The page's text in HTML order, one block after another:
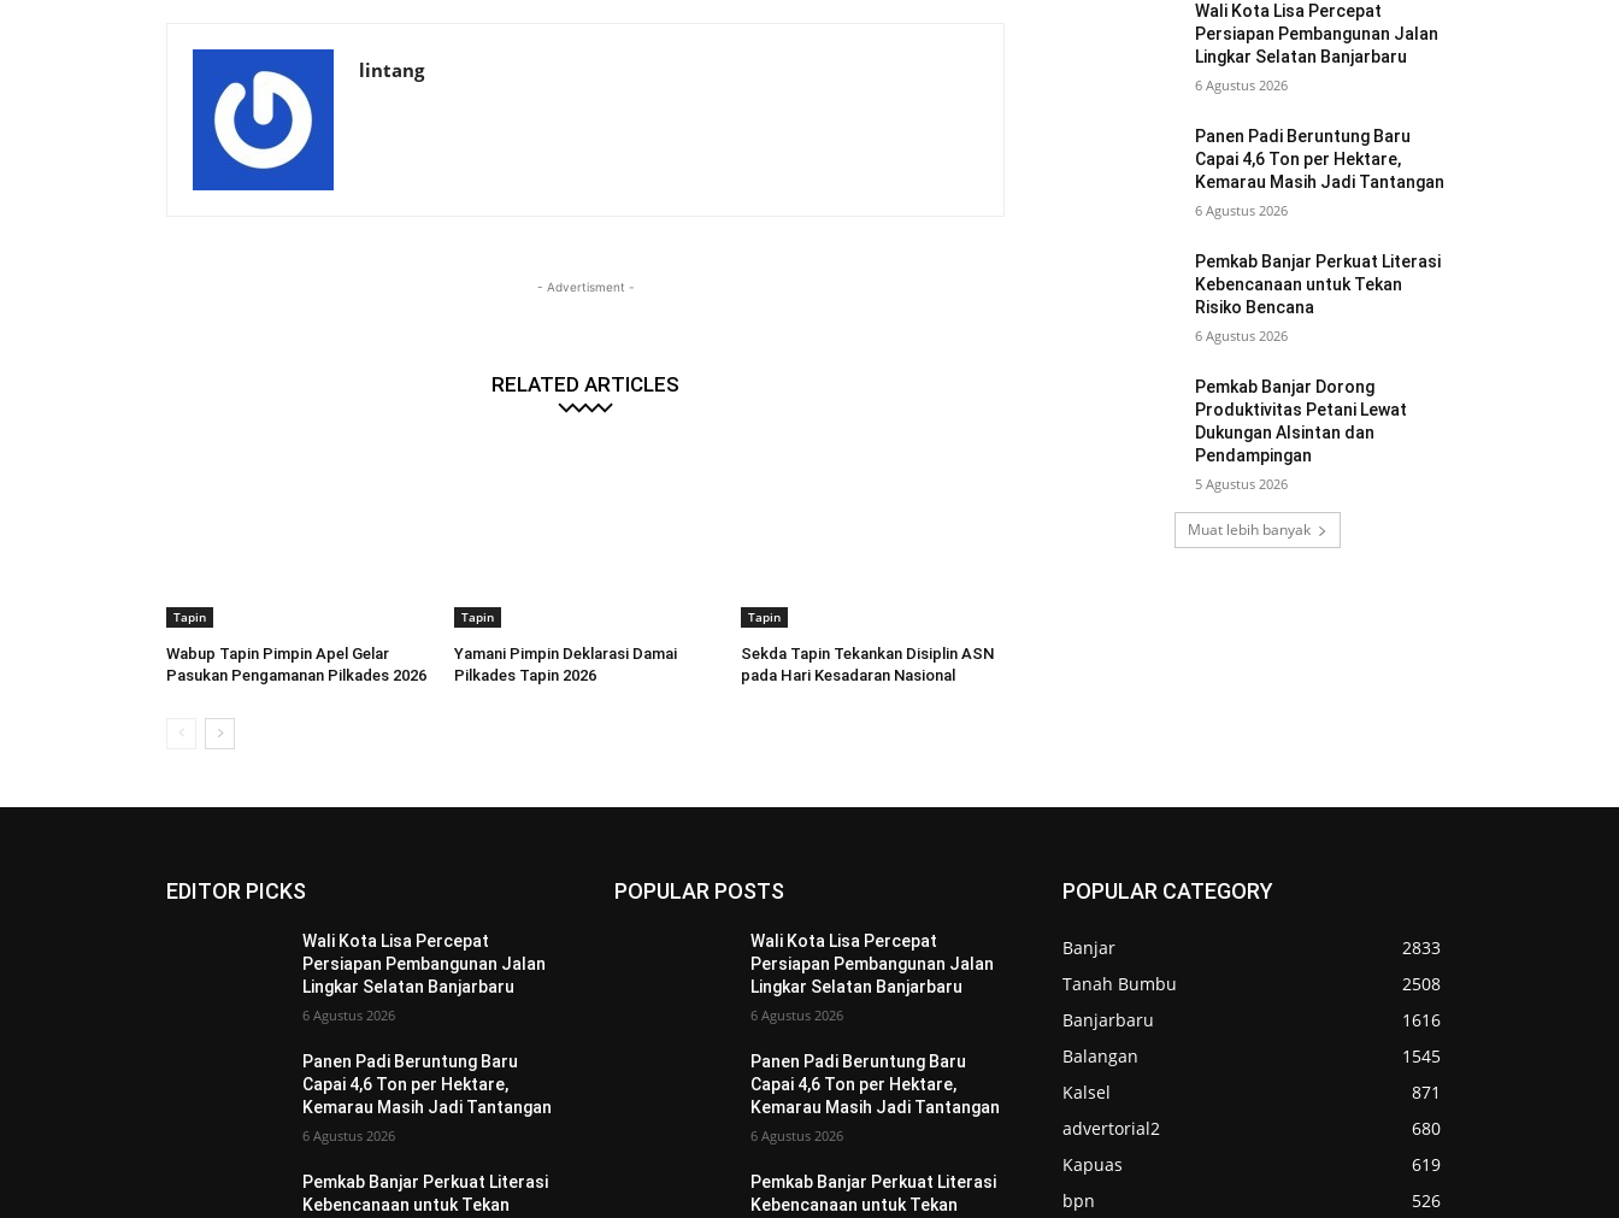
lintang
- Advertisment -
RELATED ARTICLES
Tapin
Wabup Tapin Pimpin Apel Gelar
Pasukan Pengamanan Pilkades 2026
Tapin
Yamani Pimpin Deklarasi Damai
Pilkades Tapin 2026
Tapin
Sekda Tapin Tekankan Disiplin ASN
pada Hari Kesadaran Nasional
Wali Kota Lisa Percepat
Persiapan Pembangunan Jalan
Lingkar Selatan Banjarbaru
6 Agustus 2026
Panen Padi Beruntung Baru
Capai 4,6 Ton per Hektare,
Kemarau Masih Jadi Tantangan
6 Agustus 2026
Pemkab Banjar Perkuat Literasi
Kebencanaan untuk Tekan
Risiko Bencana
6 Agustus 2026
Pemkab Banjar Dorong
Produktivitas Petani Lewat
Dukungan Alsintan dan
Pendampingan
5 Agustus 2026
Muat lebih banyak
EDITOR PICKS
Wali Kota Lisa Percepat
Persiapan Pembangunan Jalan
Lingkar Selatan Banjarbaru
6 Agustus 2026
Panen Padi Beruntung Baru
Capai 4,6 Ton per Hektare,
Kemarau Masih Jadi Tantangan
6 Agustus 2026
Pemkab Banjar Perkuat Literasi
Kebencanaan untuk Tekan
POPULAR POSTS
Wali Kota Lisa Percepat
Persiapan Pembangunan Jalan
Lingkar Selatan Banjarbaru
6 Agustus 2026
Panen Padi Beruntung Baru
Capai 4,6 Ton per Hektare,
Kemarau Masih Jadi Tantangan
6 Agustus 2026
Pemkab Banjar Perkuat Literasi
Kebencanaan untuk Tekan
POPULAR CATEGORY
Banjar
2833
Tanah Bumbu
2508
Banjarbaru
1616
Balangan
1545
Kalsel
871
advertorial2
680
Kapuas
619
bpn
526